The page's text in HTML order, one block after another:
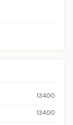
13400
13400